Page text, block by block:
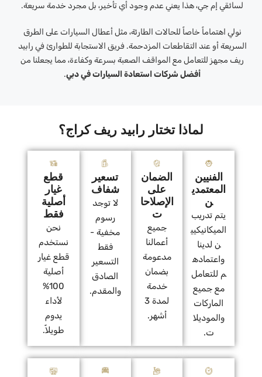
لسائقي إم جي، هذا يعني عدم وجود أي تأخير، بل مجرد خدمة سريعة.
نولي اهتماماً خاصاً للحالات الطارئة، مثل أعطال السيارات على الطرق
السريعة أو عند التقاطعات المزدحمة. فريق الاستجابة للطوارئ في رابيد
ريف مجهز للتعامل مع المواقف الصعبة بسرعة وكفاءة، مما يجعلنا من
أفضل شركات استعادة السيارات في دبي.
لماذا تختار رابيد ريف كراج؟
الفنيين
المعتمدي
ن
يتم تدريب
الميكانيكيي
ن لدينا
واعتماده
م للتعامل
مع جميع
الماركات
والموديلا
ت.
الضمان
على
الإصلاحا
ت
جميع
أعمالنا
مدعومة
بضمان
خدمة
لمدة 3
أشهر.
تسعير
شفاف
لا توجد
رسوم
مخفية -
فقط
التسعير
الصادق
والمقدم.
قطع
غيار
أصلية
فقط
نحن
نستخدم
قطع غيار
أصلية
100%
لأداء
يدوم
طويلاً.